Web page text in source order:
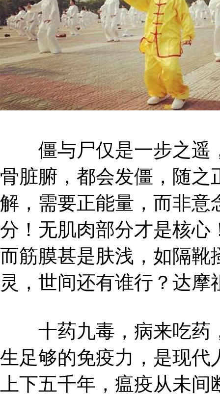
僵与尸仅是一步之遥
骨脏腑，都会发僵，随之
解，需要正能量，而非意
分！无肌肉部分才是核心
而筋膜甚是肤浅，如隔靴
灵，世间还有谁行？达
十药九毒，病来吃药
生足够的免疫力，是现代
上下五千年，瘟疫从未